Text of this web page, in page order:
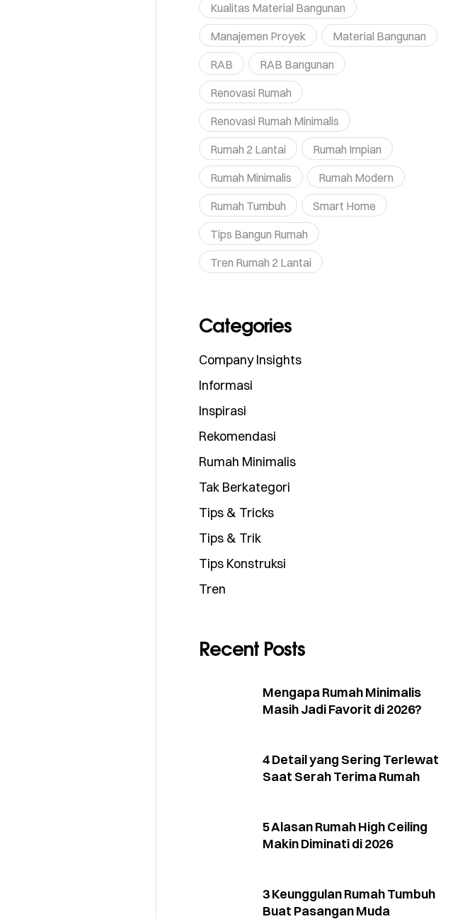
Kualitas Material Bangunan
Manajemen Proyek
Material Bangunan
RAB
RAB Bangunan
Renovasi Rumah
Renovasi Rumah Minimalis
Rumah 2 Lantai
Rumah Impian
Rumah Minimalis
Rumah Modern
Rumah Tumbuh
Smart Home
Tips Bangun Rumah
Tren Rumah 2 Lantai
Categories
Company Insights
Informasi
Inspirasi
Rekomendasi
Rumah Minimalis
Tak Berkategori
Tips & Tricks
Tips & Trik
Tips Konstruksi
Tren
Recent Posts
Mengapa Rumah Minimalis
Masih Jadi Favorit di 2026?
4 Detail yang Sering Terlewat
Saat Serah Terima Rumah
5 Alasan Rumah High Ceiling
Makin Diminati di 2026
3 Keunggulan Rumah Tumbuh
Buat Pasangan Muda